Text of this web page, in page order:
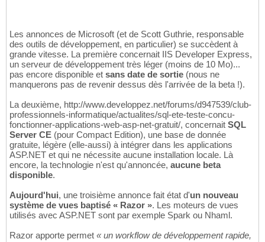
Les annonces de Microsoft (et de Scott Guthrie, responsable
des outils de développement, en particulier) se succèdent à
grande vitesse. La première concernait IIS Developer Express,
un serveur de développement très léger (moins de 10 Mo)...
pas encore disponible et sans date de sortie (nous ne
manquerons pas de revenir dessus dès l'arrivée de la beta !).
La deuxième, http://www.developpez.net/forums/d947539/club-
professionnels-informatique/actualites/sql-ete-teste-concu-
fonctionner-applications-web-asp-net-gratuit/, concernait SQL
Server CE (pour Compact Edition), une base de donnée
gratuite, légère (elle-aussi) à intégrer dans les applications
ASP.NET et qui ne nécessite aucune installation locale. Là
encore, la technologie n'est qu'annoncée, aucune beta
disponible.
Aujourd'hui, une troisième annonce fait état d'un nouveau
système de vues baptisé « Razor ». Les moteurs de vues
utilisés avec ASP.NET sont par exemple Spark ou Nhaml.
Razor apporte permet « un workflow de développement rapide,